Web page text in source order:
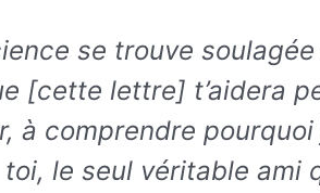
se trouve
[cette lettre] t’aidera
à comprendre
toi, le seul véritable ami